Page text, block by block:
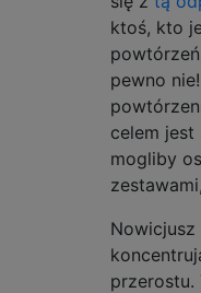
ktoś, kto
pewno
celem jest
mogliby
Nowicjusz
przerostu.